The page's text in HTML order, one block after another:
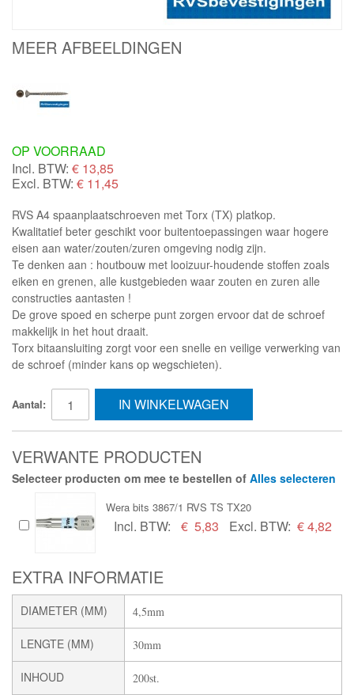
MEER AFBEELDINGEN
OP VOORRAAD
Incl. BTW: € 13,85
Excl. BTW: € 11,45
RVS A4 spaanplaatschroeven met Torx (TX) platkop.
Kwalitatief beter geschikt voor buitentoepassingen waar hogere
eisen aan water/zouten/zuren omgeving nodig zijn.
Te denken aan : houtbouw met looizuur-houdende stoffen zoals
eiken en grenen, alle kustgebieden waar zouten en zuren alle
constructies aantasten !
De grove spoed en scherpe punt zorgen ervoor dat de schroef
makkelijk in het hout draait.
Torx bitaansluiting zorgt voor een snelle en veilige verwerking van
de schroef (minder kans op wegschieten).
Aantal: IN WINKELWAGEN
VERWANTE PRODUCTEN
Selecteer producten om mee te bestellen of Alles selecteren
Wera bits 3867/1 RVS TS TX20
Incl. BTW: € 5,83 Excl. BTW: € 4,82
EXTRA INFORMATIE
DIAMETER (MM) 4,5mm
LENGTE (MM) 30mm
INHOUD 200st.